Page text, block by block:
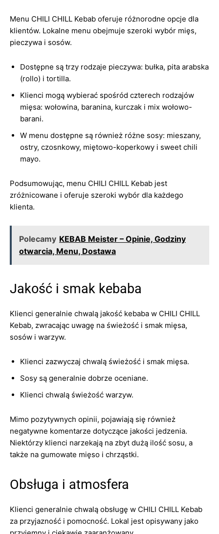
Menu CHILI CHILL Kebab oferuje różnorodne opcje dla
klientów. Lokalne menu obejmuje szeroki wybór mięs,
pieczywa i sosów.
Dostępne są trzy rodzaje pieczywa: bułka, pita arabska
(rollo) i tortilla.
Klienci mogą wybierać spośród czterech rodzajów
mięsa: wołowina, baranina, kurczak i mix wołowo-
barani.
W menu dostępne są również różne sosy: mieszany,
ostry, czosnkowy, miętowo-koperkowy i sweet chili
mayo.
Podsumowując, menu CHILI CHILL Kebab jest
zróżnicowane i oferuje szeroki wybór dla każdego
klienta.
Polecamy KEBAB Meister – Opinie, Godziny
otwarcia, Menu, Dostawa
Jakość i smak kebaba
Klienci generalnie chwalą jakość kebaba w CHILI CHILL
Kebab, zwracając uwagę na świeżość i smak mięsa,
sosów i warzyw.
Klienci zazwyczaj chwalą świeżość i smak mięsa.
Sosy są generalnie dobrze oceniane.
Klienci chwalą świeżość warzyw.
Mimo pozytywnych opinii, pojawiają się również
negatywne komentarze dotyczące jakości jedzenia.
Niektórzy klienci narzekają na zbyt dużą ilość sosu, a
także na gumowate mięso i chrząstki.
Obsługa i atmosfera
Klienci generalnie chwalą obsługę w CHILI CHILL Kebab
za przyjazność i pomocność. Lokal jest opisywany jako